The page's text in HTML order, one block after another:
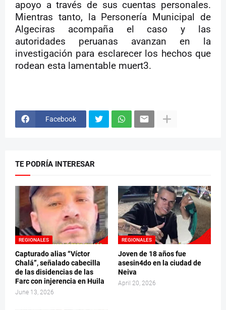
apoyo a través de sus cuentas personales.
Mientras tanto, la Personería Municipal de
Algeciras acompaña el caso y las
autoridades peruanas avanzan en la
investigación para esclarecer los hechos que
rodean esta lamentable muert3.
Facebook
TE PODRÍA INTERESAR
REGIONALES
Capturado alias “Víctor
Chalá”, señalado cabecilla
de las disidencias de las
Farc con injerencia en Huila
June 13, 2026
REGIONALES
Joven de 18 años fue
asesin4do en la ciudad de
Neiva
April 20, 2026